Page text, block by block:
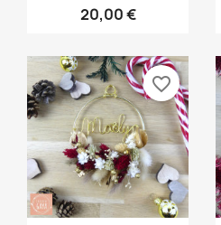
20,00 €
favorite_border